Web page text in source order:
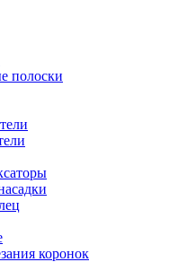
полоски
коронок